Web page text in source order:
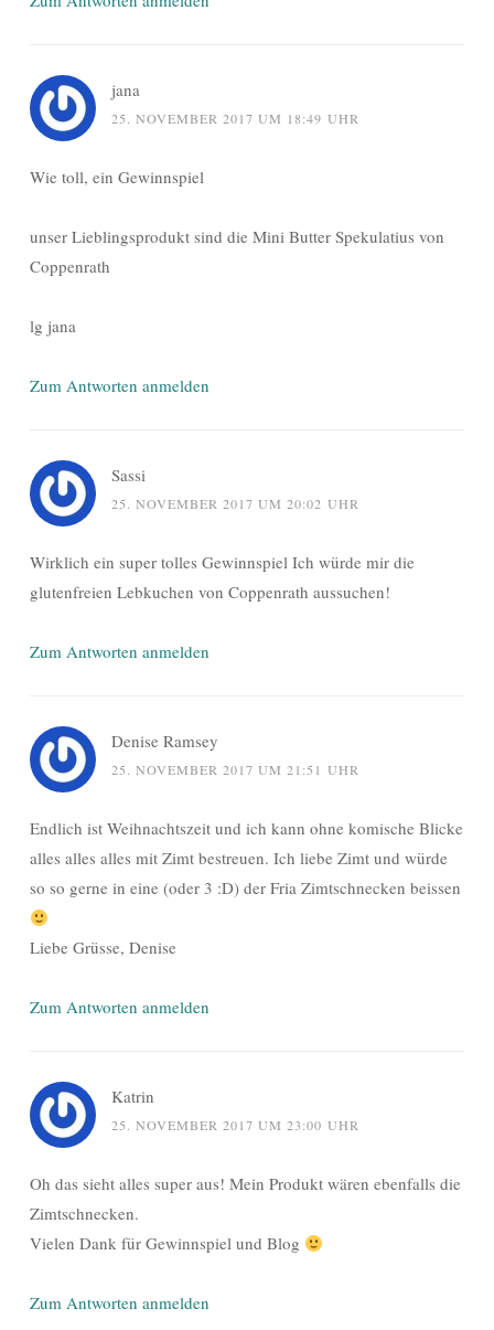
jana
25. NOVEMBER 2017 UM 18:49 UHR
Wie toll, ein Gewinnspiel
unser Lieblingsprodukt sind die Mini Butter Spekulatius von
Coppenrath
lg jana
Zum Antworten anmelden
Sassi
25. NOVEMBER 2017 UM 20:02 UHR
Wirklich ein super tolles Gewinnspiel Ich würde mir die
glutenfreien Lebkuchen von Coppenrath aussuchen!
Zum Antworten anmelden
Denise Ramsey
25. NOVEMBER 2017 UM 21:51 UHR
Endlich ist Weihnachtszeit und ich kann ohne komische Blicke
alles alles alles mit Zimt bestreuen. Ich liebe Zimt und würde
so so gerne in eine (oder 3 :D) der Fria Zimtschnecken beissen
Liebe Grüsse, Denise
Zum Antworten anmelden
Katrin
25. NOVEMBER 2017 UM 23:00 UHR
Oh das sieht alles super aus! Mein Produkt wären ebenfalls die
Zimtschnecken.
Vielen Dank für Gewinnspiel und Blog
Zum Antworten anmelden